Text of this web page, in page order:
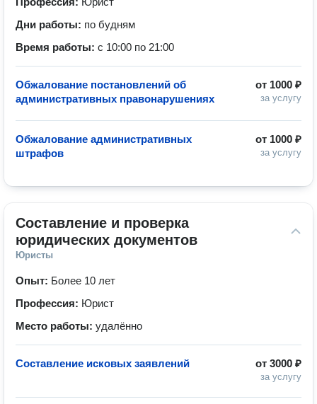
Дни работы: по будням
Время работы: с 10:00 по 21:00
от 1000 ₽
за услугу
Обжалование постановлений об
административных правонарушениях
от 1000 ₽
за услугу
Обжалование административных
штрафов
Составление и проверка
юридических документов
Юристы
Опыт: Более 10 лет
Профессия: Юрист
Место работы: удалённо
от 3000 ₽
за услугу
Составление исковых заявлений